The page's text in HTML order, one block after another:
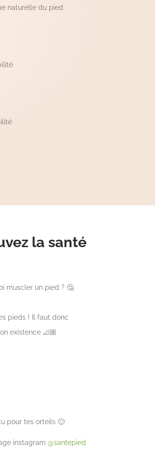
naturelle du pied
la santé
muscler un pied ? 🤔
pieds ! Il faut donc
existence 🦶🏼
pour tes orteils 🙂
instagram @santepied